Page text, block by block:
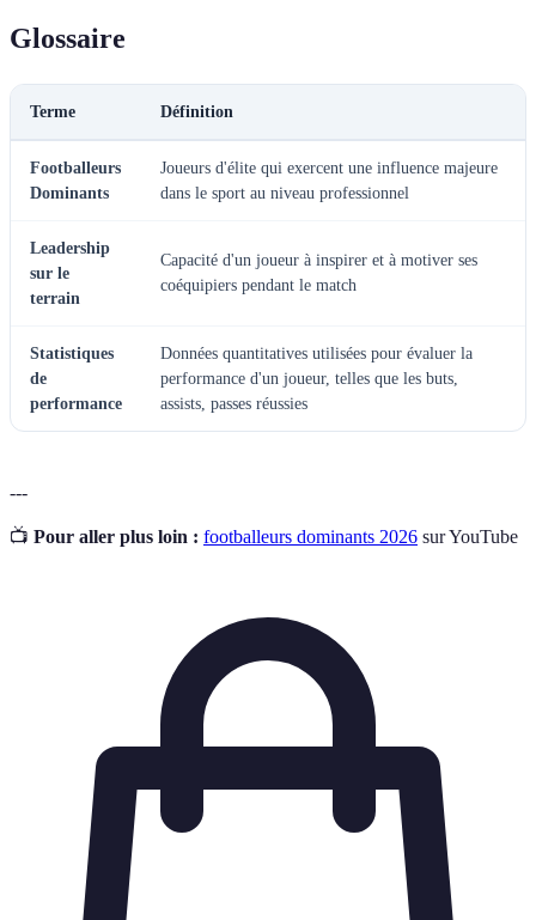
Glossaire
Terme Définition
Footballeurs
Dominants
Joueurs d'élite qui exercent une influence majeure
dans le sport au niveau professionnel
Leadership
sur le
terrain
Capacité d'un joueur à inspirer et à motiver ses
coéquipiers pendant le match
Statistiques
de
performance
Données quantitatives utilisées pour évaluer la
performance d'un joueur, telles que les buts,
assists, passes réussies
---
📺 Pour aller plus loin : footballeurs dominants 2026 sur YouTube